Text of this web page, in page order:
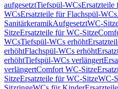
aufgesetztTiefspül-WCsErsatzteile
WCsErsatzteile für Flachspül-WCs
SanitärkeramikAufgesetztWC-
SitzeErsatzteile für WC-Sitze
WCsTiefspül-WCs erhöht
erhöhtFlachspül-WCs erhöht
erhöhtTiefspül-WCs verlängert
verlängertComfort WC-Sitze
SitzeErsatzteile für WC-SitzeWC-